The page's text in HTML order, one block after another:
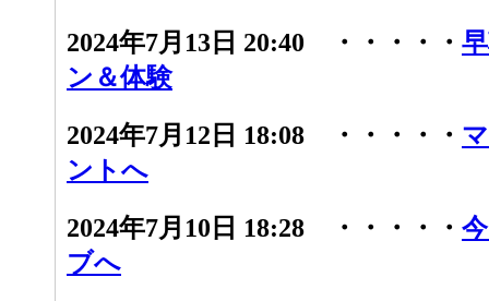
2024年7月13日 20:40 ・・・・・
ン＆体験
2024年7月12日 18:08 ・・・・・
ントへ
2024年7月10日 18:28 ・・・・・
ブへ